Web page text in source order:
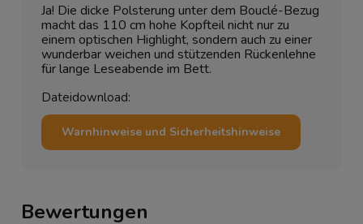
Ja! Die dicke Polsterung unter dem Bouclé-Bezug
macht das 110 cm hohe Kopfteil nicht nur zu
einem optischen Highlight, sondern auch zu einer
wunderbar weichen und stützenden Rückenlehne
für lange Leseabende im Bett.
Dateidownload:
Warnhinweise und Sicherheitshinweise
Bewertungen